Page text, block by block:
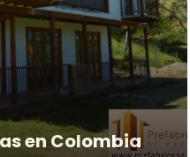
en Colombia